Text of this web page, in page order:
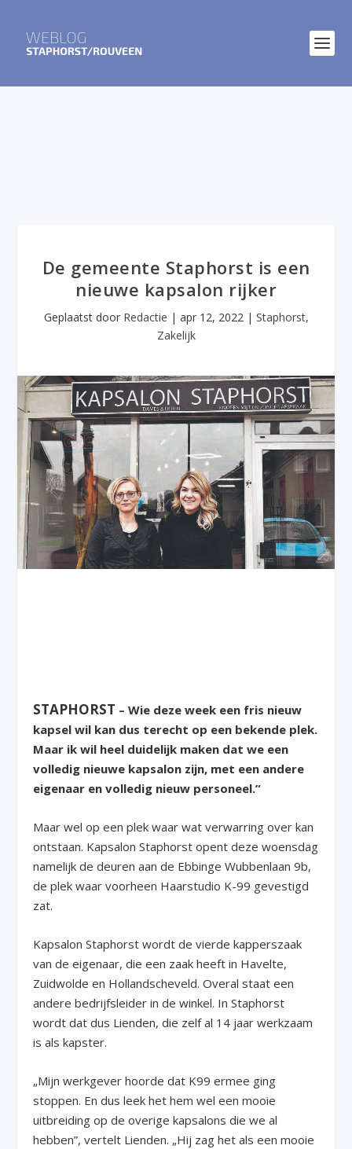
De gemeente Staphorst is een
nieuwe kapsalon rijker
Geplaatst door Redactie | apr 12, 2022| Staphorst,
Zakelijk
STAPHORST – Wie deze week een fris nieuw
kapsel wil kan dus terecht op een bekende plek.
Maar ik wil heel duidelijk maken dat we een
volledig nieuwe kapsalon zijn, met een andere
eigenaar en volledig nieuw personeel.”
Maar wel op een plek waar wat verwarring over kan
ontstaan. Kapsalon Staphorst opent deze woensdag
namelijk de deuren aan de Ebbinge Wubbenlaan 9b,
de plek waar voorheen Haarstudio K-99 gevestigd
zat.
Kapsalon Staphorst wordt de vierde kapperszaak
van de eigenaar, die een zaak heeft in Havelte,
Zuidwolde en Hollandscheveld. Overal staat een
andere bedrijfsleider in de winkel. In Staphorst
wordt dat dus Lienden, die zelf al 14 jaar werkzaam
is als kapster.
„Mijn werkgever hoorde dat K99 ermee ging
stoppen. En dus leek het hem wel een mooie
uitbreiding op de overige kapsalons die we al
hebben”, vertelt Lienden. „Hij zag het als een mooie